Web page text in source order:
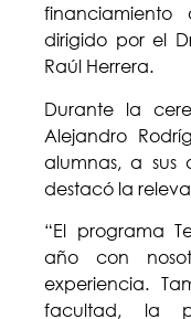
dirigido por el
Raúl Herrera.
Durante la
Alejandro
alumnas, a sus
destacó la
“El programa
año con
experiencia.
facultad, la